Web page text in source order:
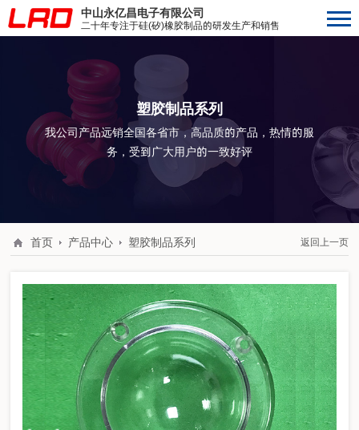
中山永亿昌电子有限公司
二十年专注于硅(矽)橡胶制品的研发生产和销售
塑胶制品系列
我公司产品远销全国各省市，高品质的产品，热情的服
务，受到广大用户的一致好评
返回上一页
首页 产品中心 塑胶制品系列